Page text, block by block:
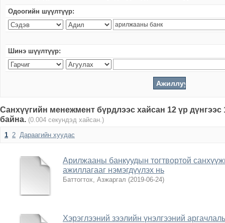
Одоогийн шүүлтүүр:
Шинэ шүүлтүүр:
Санхүүгийн менежмент бүрдлээс хайсан 12 үр дүнгээс
байна. (0.004 секундэд хайсан.)
1 2 Дараагийн хуудас
Арилжааны банкуудын тогтвортой
ажиллагааг нэмэгдүүлэх нь
Баттогтох, Азжаргал (2019-06-24)
Хэрэглээний зээлийн үнэлгээний